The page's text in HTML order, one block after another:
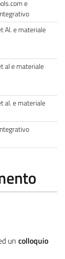
e
Al. e materiale
al e materiale
al. e materiale
un colloquio